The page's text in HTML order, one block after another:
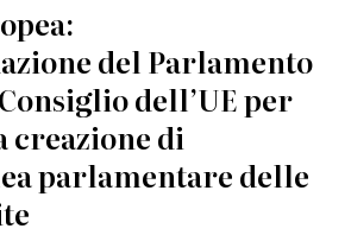
del Parlamento
dell’UE per
creazione di
parlamentare delle